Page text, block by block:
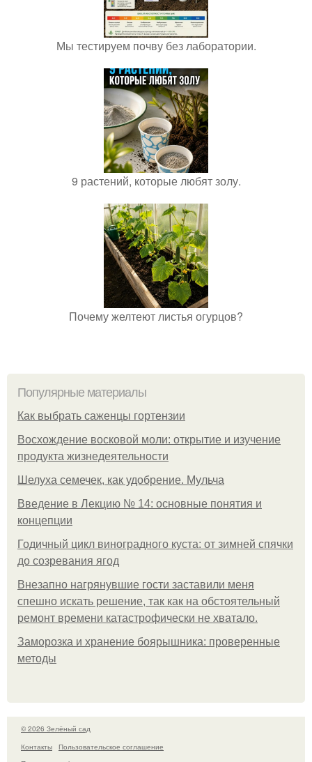
Мы тестируем почву без лаборатории.
9 растений, которые любят золу.
Почему желтеют листья огурцов?
Популярные материалы
Как выбрать саженцы гортензии
Восхождение восковой моли: открытие и изучение
продукта жизнедеятельности
Шелуха семечек, как удобрение. Мульча
Введение в Лекцию № 14: основные понятия и
концепции
Годичный цикл виноградного куста: от зимней спячки
до созревания ягод
Внезапно нагрянувшие гости заставили меня
спешно искать решение, так как на обстоятельный
ремонт времени катастрофически не хватало.
Заморозка и хранение боярышника: проверенные
методы
© 2026 Зелёный сад
Контакты
Пользовательское соглашение